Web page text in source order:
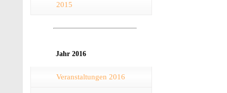
2015
Jahr 2016
Veranstaltungen 2016